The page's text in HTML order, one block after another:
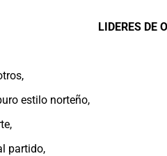
LIDERES DE
estilo norteño,
partido,